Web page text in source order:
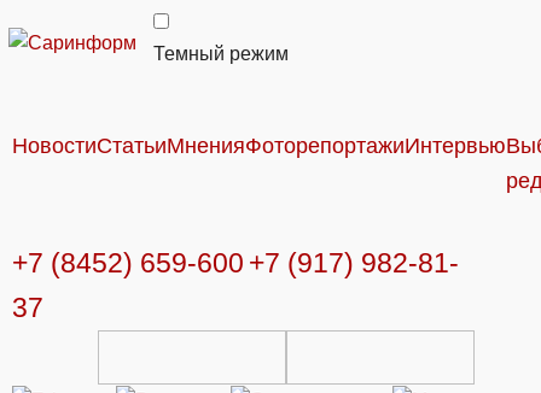
Темный режим
НовостиСтатьиМненияФоторепортажиИнтервью
+7 (8452) 659-600 +7 (917) 982-81-
37